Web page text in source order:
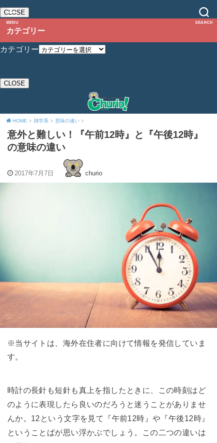
MENU
CLOSE
カテゴリー
カテゴリー
CLOSE
SEARCH
HOME 雑学系 意味の違い
意外と難しい！『午前12時』と『午後12時』
の意味の違い
2017年7月7日 churio
※当サイトは、海外在住者に向けて情報を発信していま
す。
時計の長針も短針も真上を指したときに、この時刻はど
のように表現したら良いのだろうと迷うことがありませ
んか。12という文字を見て『午前12時』や『午後12時』
ということばが思い浮かぶでしょう。この二つの違いは